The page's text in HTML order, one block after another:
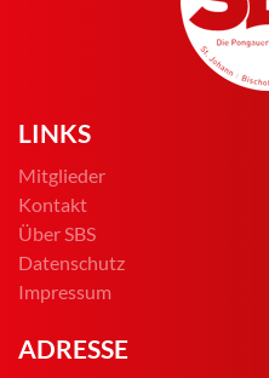
LINKS
Mitglieder
Kontakt
Über SBS
Datenschutz
Impressum
ADRESSE